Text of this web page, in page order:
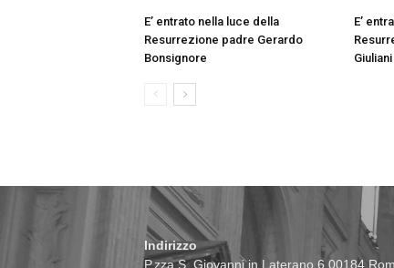
E’ entrato nella luce della
Resurrezione padre Gerardo
Bonsignore
E’
Giuliani
Indirizzo
P.zza S. Giovanni in Laterano 6 00184